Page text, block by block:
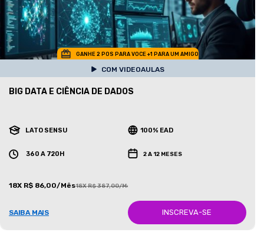
GANHE 2 POS PARA VOCE +1 PARA UM AMIGO
COM VIDEOAULAS
BIG DATA E CIÊNCIA DE DADOS
LATO SENSU 100% EAD
360 A 720H 2 A 12 MESES
18X R$ 86,00/Mês18X R$ 387,00/Mês
SAIBA MAIS INSCREVA-SE